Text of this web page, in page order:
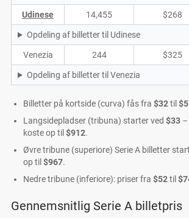
Udinese 14,455 $268
Opdeling af billetter til Udinese
Venezia 244 $325
Opdeling af billetter til Venezia
Billetter på kortside (curva) fås fra $32til
Langsidepladser (tribuna) starter ved $33 –
koste op til $912.
Øvre tribune (superiore) Serie A billetter
op til $967.
Nedre tribune (inferiore): priser fra $52til
Gennemsnitlig Serie A billetpris